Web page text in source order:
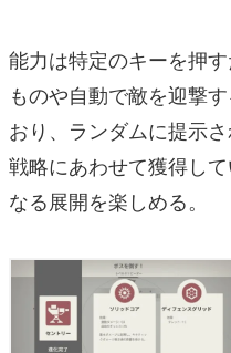
能力は特定のキーを押
ものや自動で敵を迎撃
おり、ランダムに提示
戦略にあわせて獲得し
なる展開を楽しめる。